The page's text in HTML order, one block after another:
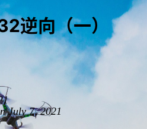
逆向（一）
July 7, 2021